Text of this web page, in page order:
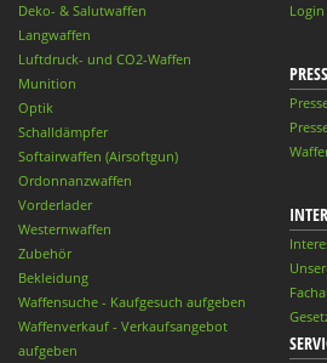
Deko- & Salutwaffen
Langwaffen
Luftdruck- und CO2-Waffen
Munition
Optik
Schalldämpfer
Softairwaffen (Airsoftgun)
Ordonnanzwaffen
Vorderlader
Westernwaffen
Zubehör
Bekleidung
Waffensuche - Kaufgesuch aufgeben
Waffenverkauf - Verkaufsangebot
aufgeben